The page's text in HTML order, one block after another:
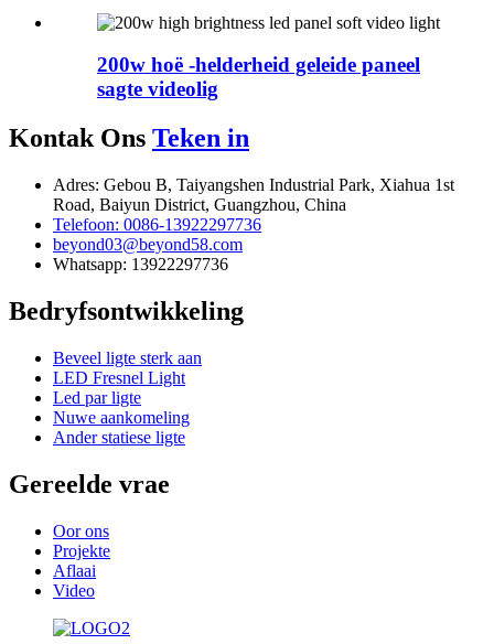
200w hoë -helderheid geleide paneel
sagte videolig
Kontak Ons Teken in
Adres: Gebou B, Taiyangshen Industrial Park, Xiahua 1st
Road, Baiyun District, Guangzhou, China
Telefoon: 0086-13922297736
beyond03@beyond58.com
Whatsapp: 13922297736
Bedryfsontwikkeling
Beveel ligte sterk aan
LED Fresnel Light
Led par ligte
Nuwe aankomeling
Ander statiese ligte
Gereelde vrae
Oor ons
Projekte
Aflaai
Video